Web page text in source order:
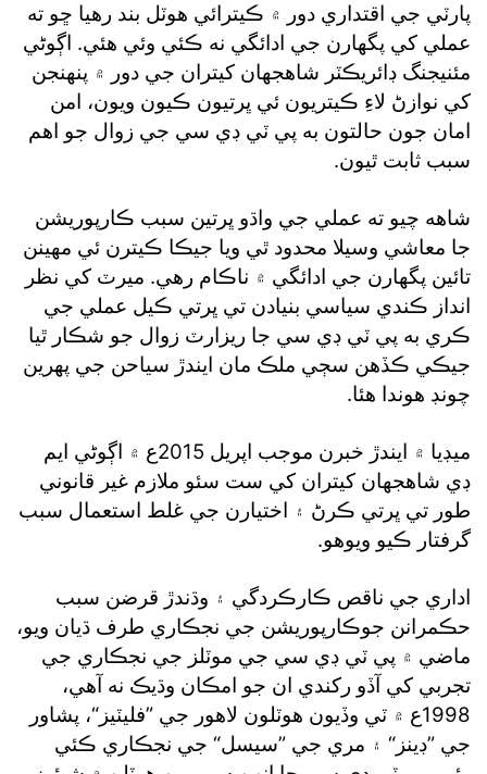
پارٽي جي اقتداري دور ۾ ڪيترائي هوٽل بند رهيا ڇو ته
عملي کي پگهارن جي ادائگي نه ڪئي وئي هئي. اڳوڻي
مئنيجنگ ڊائريڪٽر شاهجهان کيتران جي دور ۾ پنهنجن
کي نوازڻ لاءِ ڪيتريون ئي ڀرتيون ڪيون ويون، امن
امان جون حالتون به پي ٽي ڊي سي جي زوال جو اهم
سبب ثابت ٿيون.
شاهه چيو ته عملي جي واڌو ڀرتين سبب ڪارپوريشن
جا معاشي وسيلا محدود ٿي ويا جيڪا ڪيترن ئي مهينن
تائين پگهارن جي ادائگي ۾ ناڪام رهي. ميرٽ کي نظر
انداز ڪندي سياسي بنيادن تي ڀرتي ڪيل عملي جي
ڪري به پي ٽي ڊي سي جا ريزارٽ زوال جو شڪار ٿيا
جيڪي ڪڏهن سڄي ملڪ مان ايندڙ سياحن جي پهرين
چونڊ هوندا هئا.
ميڊيا ۾ ايندڙ خبرن موجب اپريل 2015ع ۾ اڳوڻي ايم
ڊي شاهجهان کيتران کي ست سئو ملازم غير قانوني
طور تي ڀرتي ڪرڻ ۽ اختيارن جي غلط استعمال سبب
گرفتار ڪيو ويوهو.
اداري جي ناقص ڪارڪردگي ۽ وڌندڙ قرضن سبب
حڪمرانن جوڪارپوريشن جي نجڪاري طرف ڌيان ويو،
ماضي ۾ پي ٽي ڊي سي جي موٽلز جي نجڪاري جي
تجربي کي آڏو رکندي ان جو امڪان وڌيڪ نه آهي،
1998ع ۾ ٽي وڏيون هوٽلون لاهور جي ”فليٽيز“، پشاور
جي ”ڊينز“ ۽ مري جي ”سيسل“ جي نجڪاري ڪئي